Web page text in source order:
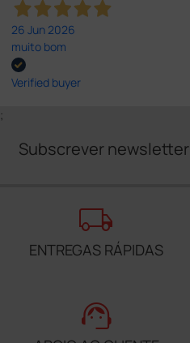
26 Jun 2026
muito bom
Verified buyer
;
Subscrever newsletter
local_shipping
ENTREGAS RÁPIDAS
support_agent